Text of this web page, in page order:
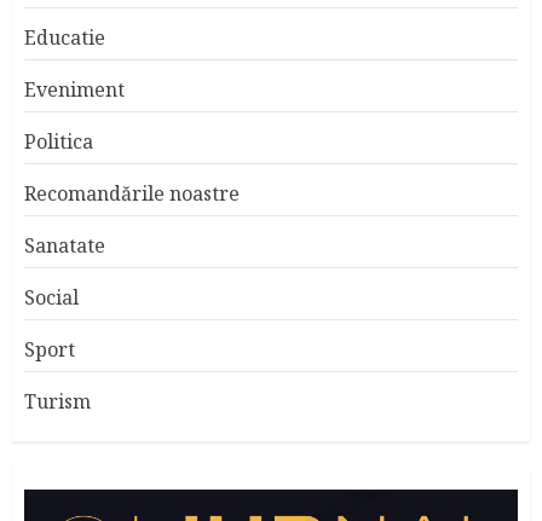
Educatie
Eveniment
Politica
Recomandările noastre
Sanatate
Social
Sport
Turism